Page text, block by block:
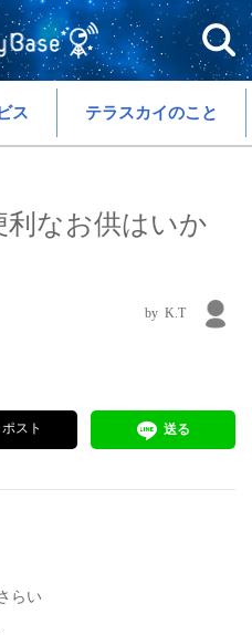
ス テラスカイのこと
利なお供はいか
K.T
ポスト 送る
らい